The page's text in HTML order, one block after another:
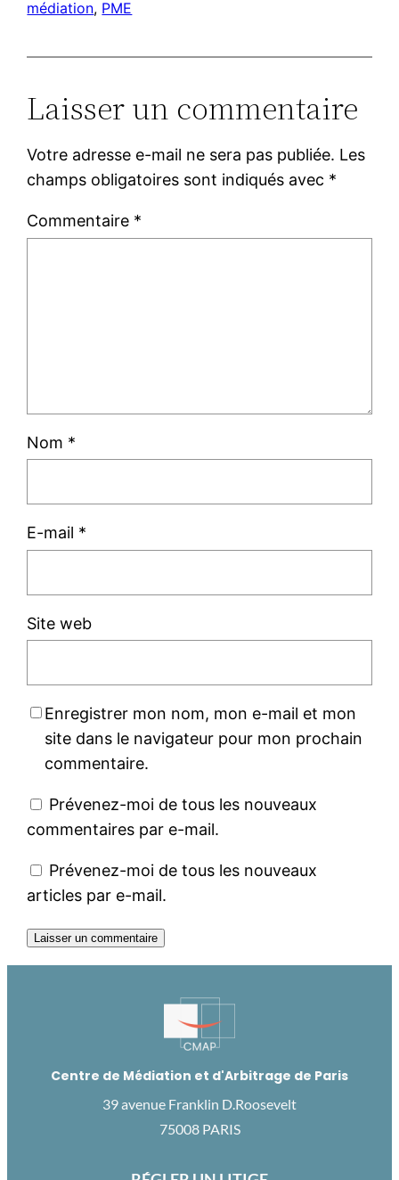
médiation, PME
Laisser un commentaire
Votre adresse e-mail ne sera pas publiée. Les
champs obligatoires sont indiqués avec *
Commentaire *
Nom *
E-mail *
Site web
Enregistrer mon nom, mon e-mail et mon
site dans le navigateur pour mon prochain
commentaire.
Prévenez-moi de tous les nouveaux
commentaires par e-mail.
Prévenez-moi de tous les nouveaux
articles par e-mail.
Centre de Médiation et d'Arbitrage de Paris
39 avenue Franklin D.Roosevelt
75008 PARIS